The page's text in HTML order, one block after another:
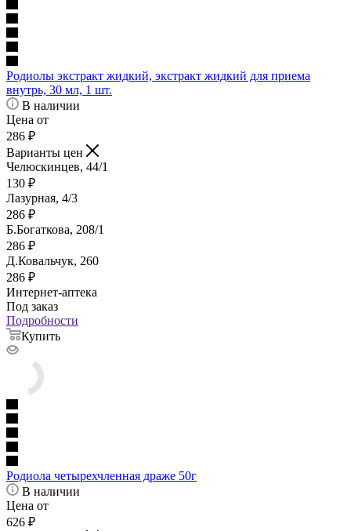
Родиолы экстракт жидкий, экстракт жидкий для приема
внутрь, 30 мл, 1 шт.
В наличии
Цена от
286 ₽
Варианты цен
Челюскинцев, 44/1
130 ₽
Лазурная, 4/3
286 ₽
Б.Богаткова, 208/1
286 ₽
Д.Ковальчук, 260
286 ₽
Интернет-аптека
Под заказ
Подробности
Купить
Родиола четырехчленная драже 50г
В наличии
Цена от
626 ₽